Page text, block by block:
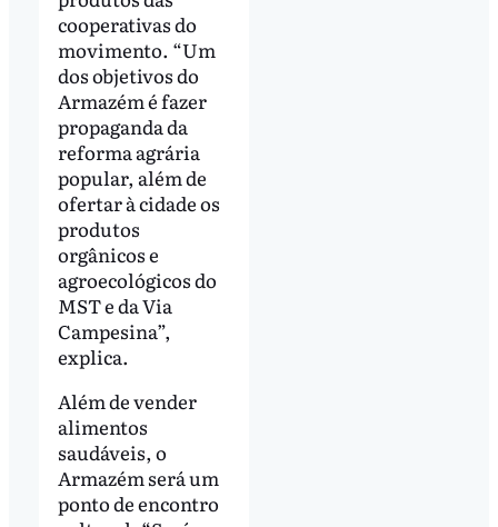
cooperativas do
movimento. “Um
dos objetivos do
Armazém é fazer
propaganda da
reforma agrária
popular, além de
ofertar à cidade os
produtos
orgânicos e
agroecológicos do
MST e da Via
Campesina”,
explica.
Além de vender
alimentos
saudáveis, o
Armazém será um
ponto de encontro